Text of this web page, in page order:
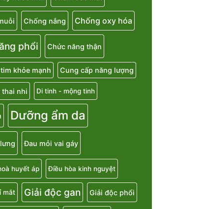
Chống nắng Chống oxy hóa
phổi Chức năng thận
khỏe mạnh Cung cấp năng lượng
thai nhi Di tinh - mộng tinh
Dưỡng ẩm da
Đau mỏi vai gáy
huyết áp Điều hòa kinh nguyệt
mắt Giải độc gan Giải độc phổi